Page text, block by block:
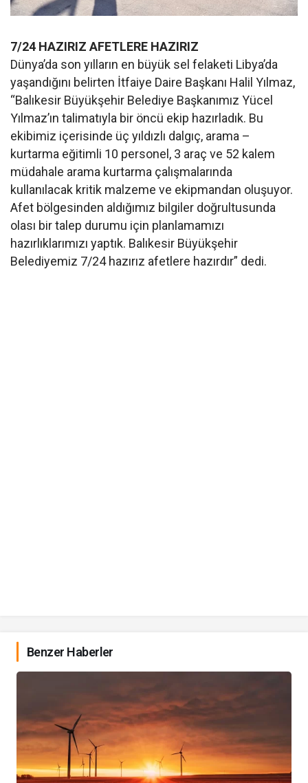
7/24 HAZIRIZ AFETLERE HAZIRIZ
Dünya’da son yılların en büyük sel felaketi Libya’da
yaşandığını belirten İtfaiye Daire Başkanı Halil Yılmaz,
“Balıkesir Büyükşehir Belediye Başkanımız Yücel
Yılmaz’ın talimatıyla bir öncü ekip hazırladık. Bu
ekibimiz içerisinde üç yıldızlı dalgıç, arama –
kurtarma eğitimli 10 personel, 3 araç ve 52 kalem
müdahale arama kurtarma çalışmalarında
kullanılacak kritik malzeme ve ekipmandan oluşuyor.
Afet bölgesinden aldığımız bilgiler doğrultusunda
olası bir talep durumu için planlamamızı
hazırlıklarımızı yaptık. Balıkesir Büyükşehir
Belediyemiz 7/24 hazırız afetlere hazırdır” dedi.
Benzer Haberler